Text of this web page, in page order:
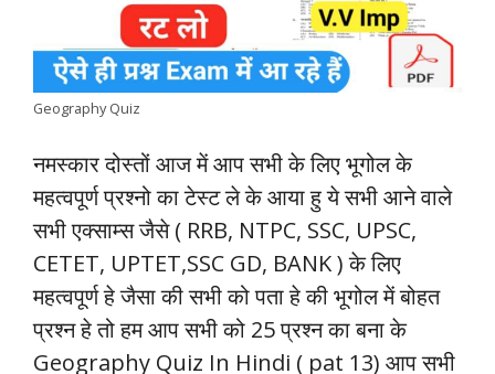
k
p
r
n
m
n
k
Geography Quiz
नमस्कार दोस्तों आज में आप सभी के लिए भूगोल के
महत्वपूर्ण प्रश्नो का टेस्ट ले के आया हु ये सभी आने वाले
सभी एक्साम्स जैसे ( RRB, NTPC, SSC, UPSC,
CETET, UPTET,SSC GD, BANK ) के लिए
महत्वपूर्ण हे जैसा की सभी को पता हे की भूगोल में बोहत
प्रश्न हे तो हम आप सभी को 25 प्रश्न का बना के
Geography Quiz In Hindi ( pat 13) आप सभी